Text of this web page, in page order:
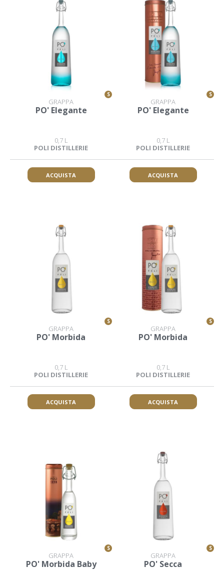
S
GRAPPA
PO' Elegante
0,7 L
POLI DISTILLERIE
ACQUISTA
S
GRAPPA
PO' Elegante
0,7 L
POLI DISTILLERIE
ACQUISTA
S
GRAPPA
PO' Morbida
0,7 L
POLI DISTILLERIE
ACQUISTA
S
GRAPPA
PO' Morbida
0,7 L
POLI DISTILLERIE
ACQUISTA
S
GRAPPA
PO' Morbida Baby
S
GRAPPA
PO' Secca